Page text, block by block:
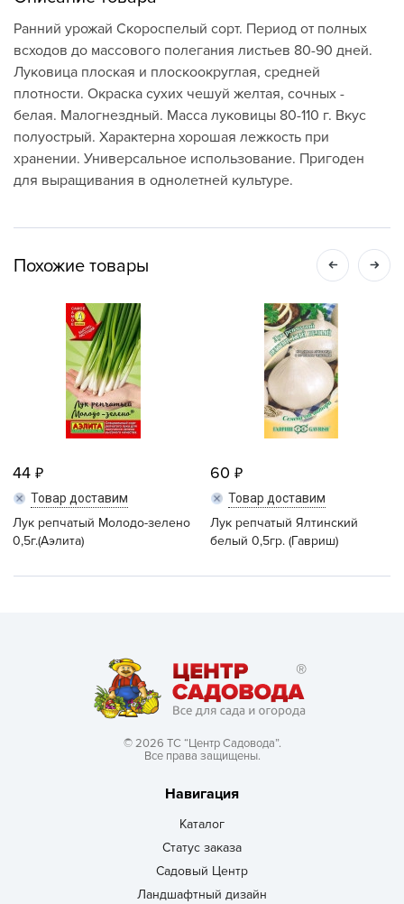
Ранний урожай Скороспелый сорт. Период от полных
всходов до массового полегания листьев 80-90 дней.
Луковица плоская и плоскоокруглая, средней
плотности. Окраска сухих чешуй желтая, сочных -
белая. Малогнездный. Масса луковицы 80-110 г. Вкус
полуострый. Характерна хорошая лежкость при
хранении. Универсальное использование. Пригоден
для выращивания в однолетней культуре.
Похожие товары
44
Товар доставим
Лук репчатый Молодо-зелено
0,5г.(Аэлита)
60
Товар доставим
Лук репчатый Ялтинский
белый 0,5гр. (Гавриш)
© 2026 ТС “Центр Садовода”.
Все права защищены.
Навигация
Каталог
Статус заказа
Садовый Центр
Ландшафтный дизайн